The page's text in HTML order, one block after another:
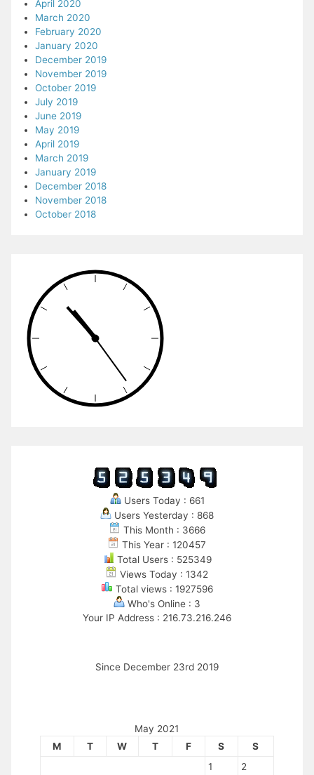
April 2020
March 2020
February 2020
January 2020
December 2019
November 2019
October 2019
July 2019
June 2019
May 2019
April 2019
March 2019
January 2019
December 2018
November 2018
October 2018
Users Today : 661
Users Yesterday : 868
This Month : 3666
This Year : 120457
Total Users : 525349
Views Today : 1342
Total views : 1927596
Who's Online : 3
Your IP Address : 216.73.216.246
Since December 23rd 2019
May 2021
M
T W T F S
S
1
2